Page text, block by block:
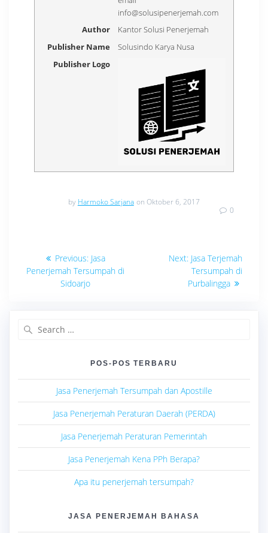
info@solusipenerjemah.com
Author
Kantor Solusi Penerjemah
Publisher Name
Solusindo Karya Nusa
Publisher Logo
by Harmoko Sarjana on Oktober 6, 2017
0
Navigasi
pos
Previous: Previous
post:
Jasa
Penerjemah Tersumpah di
Sidoarjo
Next: Next
post:
Jasa Terjemah
Tersumpah di
Purbalingga
POS-POS TERBARU
Jasa Penerjemah Tersumpah dan Apostille
Jasa Penerjemah Peraturan Daerah (PERDA)
Jasa Penerjemah Peraturan Pemerintah
Jasa Penerjemah Kena PPh Berapa?
Apa itu penerjemah tersumpah?
JASA PENERJEMAH BAHASA